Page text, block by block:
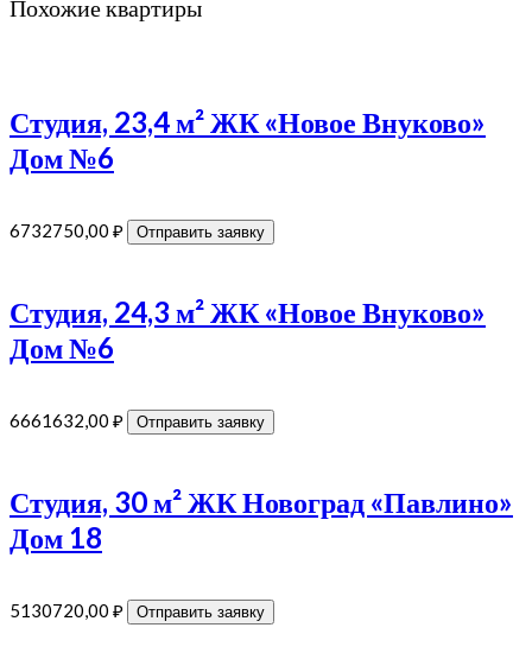
Похожие квартиры
Студия, 23,4 м² ЖК «Новое Внуково»
Дом №6
6732750,00 ₽ Отправить заявку
Студия, 24,3 м² ЖК «Новое Внуково»
Дом №6
6661632,00 ₽ Отправить заявку
Студия, 30 м² ЖК Новоград «Павлино»
Дом 18
5130720,00 ₽ Отправить заявку